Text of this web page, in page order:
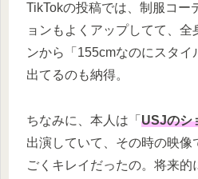
TikTokの投稿では、制服コー
ョンもよくアップしてて、
ンから「155cmなのにスタ
出てるのも納得。
ちなみに、本人は「 USJのシ
出演していて、その時の映像
ごくキレイだったの。将来的